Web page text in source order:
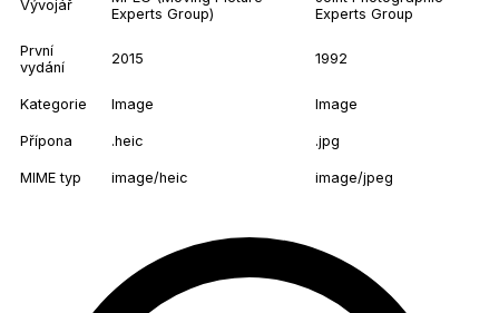
Vývojář
Experts Group)
Experts Group
První
vydání
2015 1992
Kategorie Image Image
Přípona .heic .jpg
MIME typ image/heic image/jpeg